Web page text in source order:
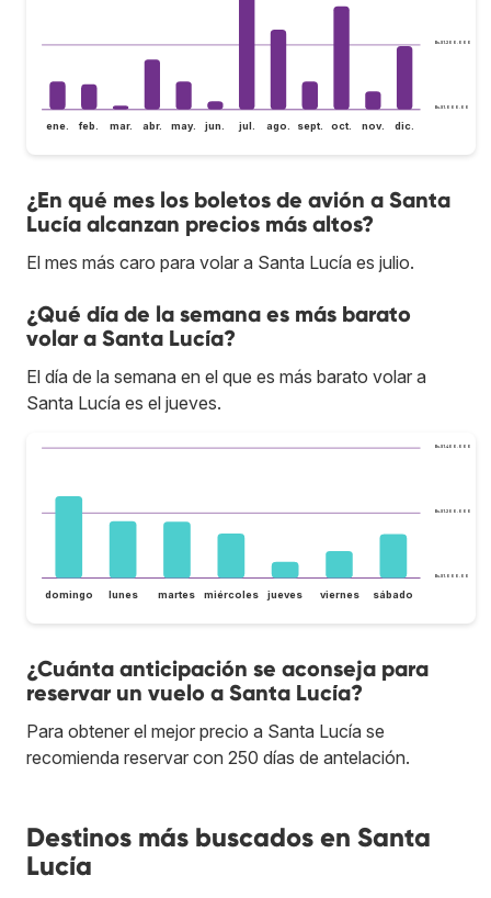
Bs.S1.000.000
Bs.S1.200.000
ene. feb. mar. abr. may. jun. jul. ago. sept. oct. nov. dic.
¿En qué mes los boletos de avión a Santa
Lucía alcanzan precios más altos?
El mes más caro para volar a Santa Lucía es julio.
¿Qué día de la semana es más barato
volar a Santa Lucía?
El día de la semana en el que es más barato volar a
Santa Lucía es el jueves.
Bs.S1.000.000
Bs.S1.200.000
Bs.S1.400.000
domingo lunes martes miércoles jueves viernes sábado
¿Cuánta anticipación se aconseja para
reservar un vuelo a Santa Lucía?
Para obtener el mejor precio a Santa Lucía se
recomienda reservar con 250 días de antelación.
Destinos más buscados en Santa
Lucía